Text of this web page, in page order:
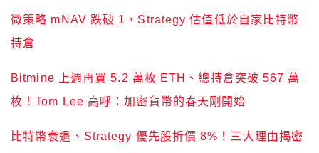
微策略 mNAV 跌破 1，Strategy 估值低於自家比特幣
持倉
Bitmine 上週再買 5.2 萬枚 ETH、總持倉突破 567 萬
枚！Tom Lee 高呼：加密貨幣的春天剛開始
比特幣衰退、Strategy 優先股折價 8%！三大理由揭密